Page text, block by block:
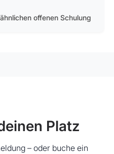
offenen Schulung
Platz
– oder buche ein